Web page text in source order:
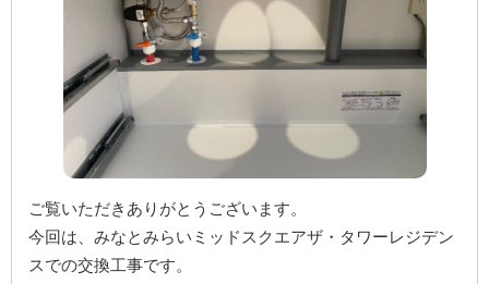
ご覧いただきありがとうございます。
今回は、みなとみらいミッドスクエアザ・タワーレジデン
スでの交換工事です。